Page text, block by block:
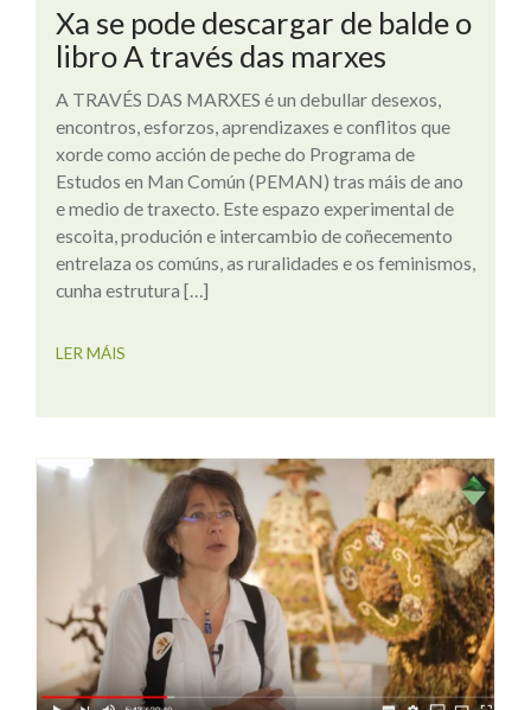
Xa se pode descargar de balde o
libro A través das marxes
A TRAVÉS DAS MARXES é un debullar desexos,
encontros, esforzos, aprendizaxes e conflitos que
xorde como acción de peche do Programa de
Estudos en Man Común (PEMAN) tras máis de ano
e medio de traxecto. Este espazo experimental de
escoita, produción e intercambio de coñecemento
entrelaza os comúns, as ruralidades e os feminismos,
cunha estrutura […]
LER MÁIS